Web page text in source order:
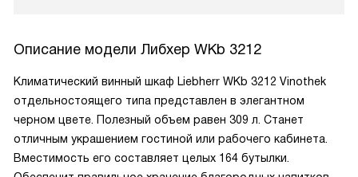
Описание модели Либхер WKb 3212
Климатический винный шкаф Liebherr WKb 3212 Vinothek
отдельностоящего типа представлен в элегантном
черном цвете. Полезный объем равен 309 л. Станет
отличным украшением гостиной или рабочего кабинета.
Вместимость его составляет целых 164 бутылки.